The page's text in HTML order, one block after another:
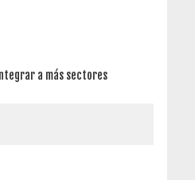
a más sectores